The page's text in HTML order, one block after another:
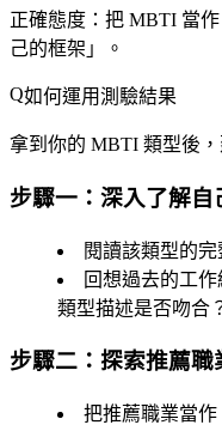
正確態度 ：把 MBTI 當
己的框架」。
如何運用測驗結果
拿到你的 MBTI 類型後，
步驟一：深入了解自
閱讀該類型的
回想過去的工
類型描述是否吻合
步驟二：探索推薦職
把推薦職業當作